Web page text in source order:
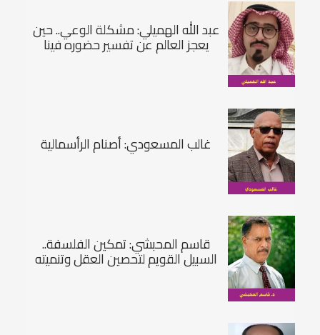
عبد الله الهميلي: مشكلة الوعي.. حين
يعجز العالم عن تفسير حضوره فينا
غالب المسعودي: أصنام الرأسمالية
قاسم المحبشي: تمكين الفلسفة..
السبيل القويم لتحصين العقل وتنميته